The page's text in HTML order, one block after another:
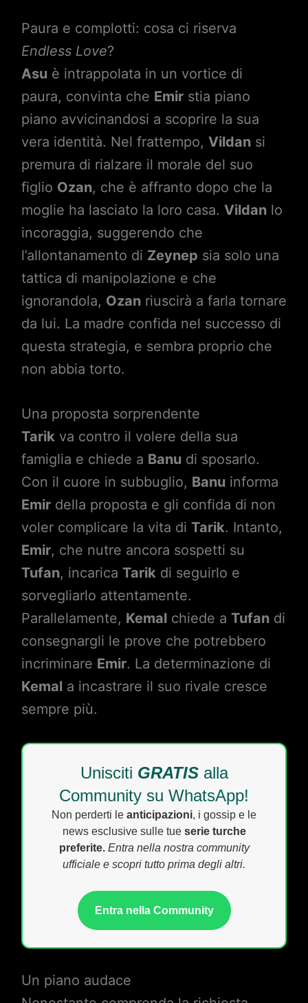
Paura e complotti: cosa ci riserva
Endless Love?
Asuè intrappolata in un vortice di
paura, convinta che Emirstia piano
piano avvicinandosi a scoprire la sua
vera identità. Nel frattempo, Vildansi
premura di rialzare il morale del suo
figlio Ozan, che è affranto dopo che la
moglie ha lasciato la loro casa. Vildanlo
incoraggia, suggerendo che
l’allontanamento di Zeynep sia solo una
tattica di manipolazione e che
ignorandola, Ozanriuscirà a farla tornare
da lui. La madre confida nel successo di
questa strategia, e sembra proprio che
non abbia torto.
Una proposta sorprendente
Tarikva contro il volere della sua
famiglia e chiede a Banudi sposarlo.
Con il cuore in subbuglio, Banuinforma
Emirdella proposta e gli confida di non
voler complicare la vita di Tarik. Intanto,
Emir, che nutre ancora sospetti su
Tufan, incarica Tarikdi seguirlo e
sorvegliarlo attentamente.
Parallelamente, Kemal chiede a Tufandi
consegnargli le prove che potrebbero
incriminare Emir. La determinazione di
Kemal a incastrare il suo rivale cresce
sempre più.
Unisciti GRATISalla
Community su WhatsApp!
Non perderti le anticipazioni, i gossip e le
news esclusive sulle tue serie turche
preferite. Entra nella nostra community
ufficiale e scopri tutto prima degli altri.
Entra nella Community
Un piano audace